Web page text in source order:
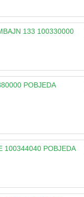
133 100330000
POBJEDA
100344040 POBJEDA